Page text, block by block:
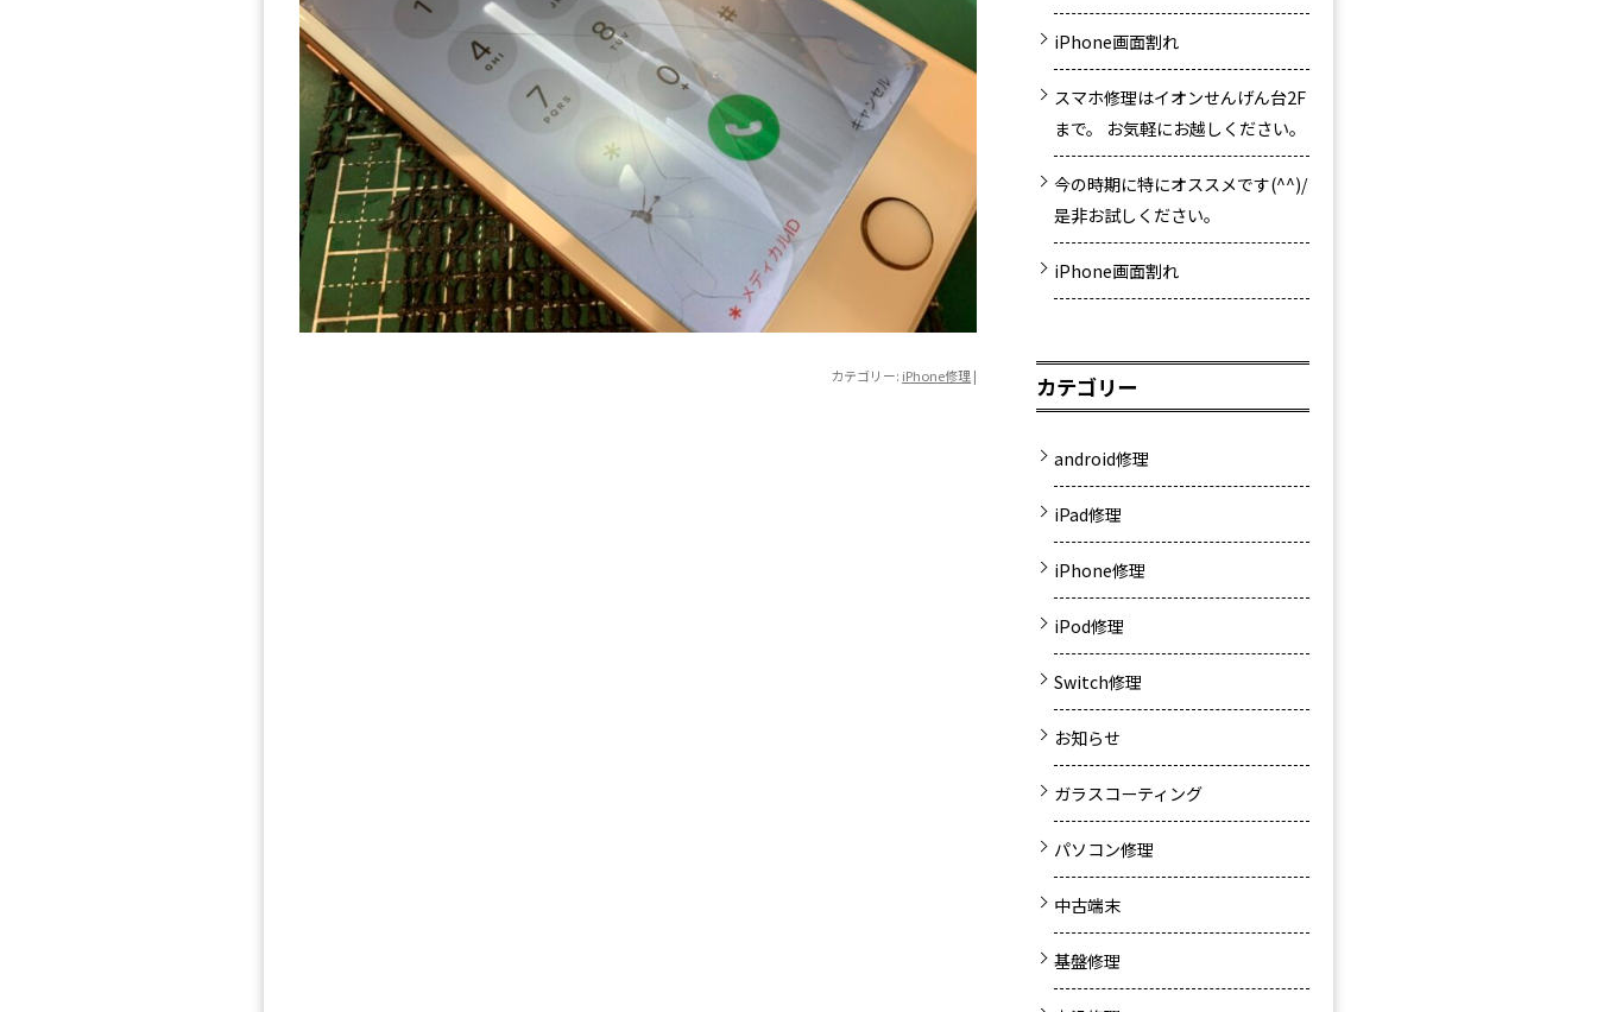
カテゴリー: iPhone修理|
iPhone画面割れ
スマホ修理はイオンせんげん台2F
まで。 お気軽にお越しください。
今の時期に特にオススメです(^^)/
是非お試しください。
iPhone画面割れ
カテゴリー
android修理
iPad修理
iPhone修理
iPod修理
Switch修理
お知らせ
ガラスコーティング
パソコン修理
中古端末
基盤修理